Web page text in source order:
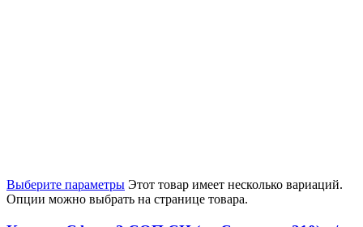
Выберите параметры Этот товар имеет несколько вариаций.
Опции можно выбрать на странице товара.